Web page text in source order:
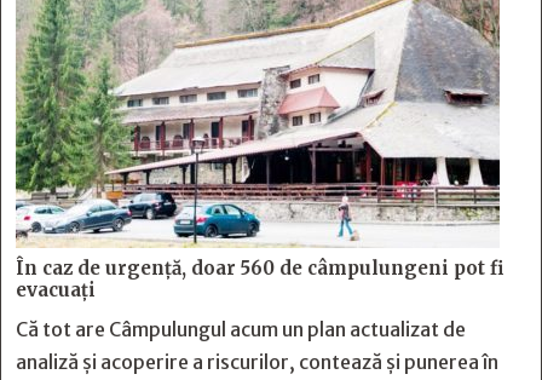
În caz de urgență, doar 560 de câmpulungeni pot fi
evacuați
Că tot are Câmpulungul acum un plan actualizat de
analiză și acoperire a riscurilor, contează și punerea în